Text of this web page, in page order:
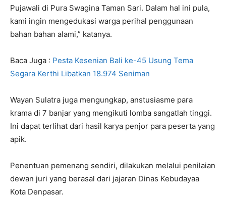
Pujawali di Pura Swagina Taman Sari. Dalam hal ini pula,
kami ingin mengedukasi warga perihal penggunaan
bahan bahan alami,” katanya.
Baca Juga : Pesta Kesenian Bali ke-45 Usung Tema
Segara Kerthi Libatkan 18.974 Seniman
Wayan Sulatra juga mengungkap, anstusiasme para
krama di 7 banjar yang mengikuti lomba sangatlah tinggi.
Ini dapat terlihat dari hasil karya penjor para peserta yang
apik.
Penentuan pemenang sendiri, dilakukan melalui penilaian
dewan juri yang berasal dari jajaran Dinas Kebudayaa
Kota Denpasar.